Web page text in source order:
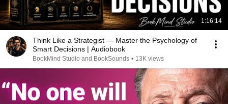
1:16:14
Think Like a Strategist — Master the Psychology of
Smart Decisions | Audiobook
BookMind Studio and BookSounds • 13K views